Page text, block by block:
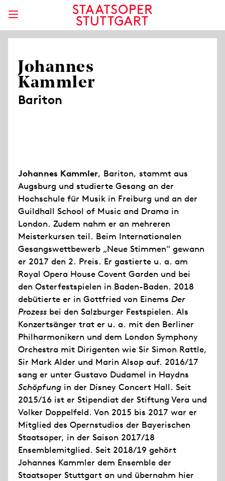
Johannes
Kammler
Bariton
Johannes Kammler, Bariton, stammt aus
Augsburg und studierte Gesang an der
Hochschule für Musik in Freiburg und an der
Guildhall School of Music and Drama in
London. Zudem nahm er an mehreren
Meisterkursen teil. Beim Internationalen
Gesangswettbewerb „Neue Stimmen“ gewann
er 2017 den 2. Preis. Er gastierte u. a. am
Royal Opera House Covent Garden und bei
den Osterfestspielen in Baden-Baden. 2018
debütierte er in Gottfried von Einems Der
Prozess bei den Salzburger Festspielen. Als
Konzertsänger trat er u. a. mit den Berliner
Philharmonikern und dem London Symphony
Orchestra mit Dirigenten wie Sir Simon Rattle,
Sir Mark Alder und Marin Alsop auf. 2016/17
sang er unter Gustavo Dudamel in Haydns
Schöpfung in der Disney Concert Hall. Seit
2015/16 ist er Stipendiat der Stiftung Vera und
Volker Doppelfeld. Von 2015 bis 2017 war er
Mitglied des Opernstudios der Bayerischen
Staatsoper, in der Saison 2017/18
Ensemblemitglied. Seit 2018/19 gehört
Johannes Kammler dem Ensemble der
Staatsoper Stuttgart an und übernahm hier